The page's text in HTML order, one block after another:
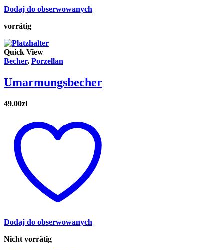
Dodaj do obserwowanych
vorrätig
Quick View
Becher, Porzellan
Umarmungsbecher
49.00zł
Dodaj do obserwowanych
Nicht vorrätig